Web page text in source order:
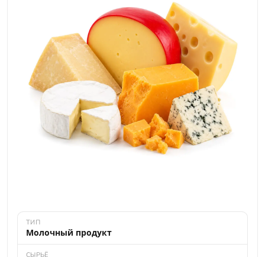
ТИП
Молочный продукт
СЫРЬЁ